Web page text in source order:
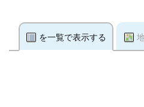
を一覧で表示する